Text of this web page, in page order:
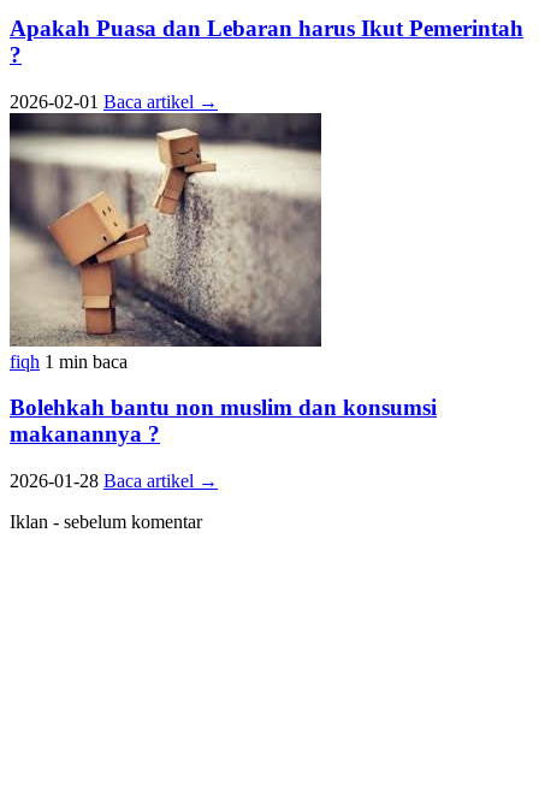
Apakah Puasa dan Lebaran harus Ikut Pemerintah
?
2026-02-01 Baca artikel →
fiqh 1 min baca
Bolehkah bantu non muslim dan konsumsi
makanannya ?
2026-01-28 Baca artikel →
Iklan - sebelum komentar